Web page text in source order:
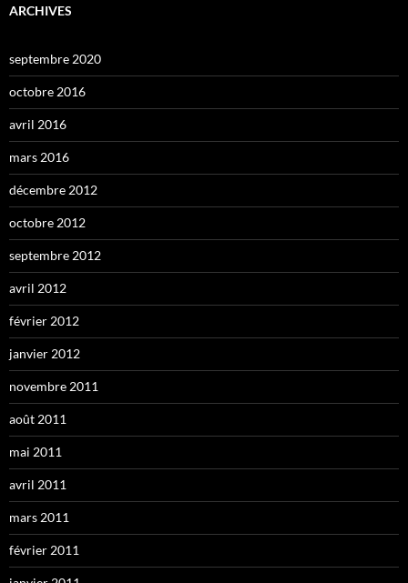
ARCHIVES
septembre 2020
octobre 2016
avril 2016
mars 2016
décembre 2012
octobre 2012
septembre 2012
avril 2012
février 2012
janvier 2012
novembre 2011
août 2011
mai 2011
avril 2011
mars 2011
février 2011